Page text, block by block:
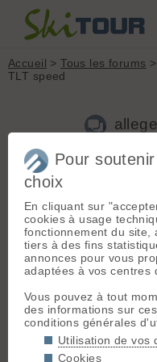
Accueil >Tous les forums >
TLT speed
Nouveau sujet
Voir tous
michka- Le 26/02/2009
Génial ton humour mon
Jeroen [13278 posts] -
Alorsarzakh , des retours
Pour
choix
En cliquant sur
cookies à usage
fonctionnement du site,
tiers à des fins
annonces pour vous
adaptées à vos centres
Vous pouvez à tout
des informations sur
conditions générales
Utilisation de vos
Cookies